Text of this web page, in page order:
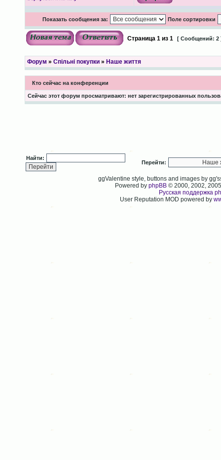
Показать сообщения за: Поле сортировки
Страница 1из 1 [ Сообщений: 2
Форум » Спільні покупки» Наше життя
Кто сейчас на конференции
Сейчас этот форум просматривают: нет зарегистрированных
Найти:
Перейти:
ggValentine style, buttons and images by
Powered byphpBB © 2000, 2002,
Русская поддержка
User Reputation MOD powered by